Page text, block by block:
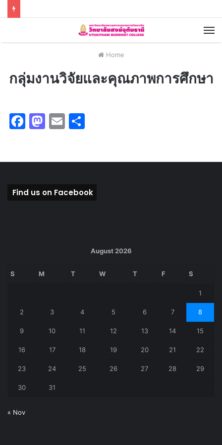
Home
กลุ่มงานวิจัยและคุณภาพการศึกษา
F
b
o
M
d
o
E
Find us on Facebook
August 2026
S M T W T F S
1
2 3 4 5 6 7 8
9 10 11 12 13 14 15
16 17 18 19 20 21 22
23 24 25 26 27 28 29
30 31
« Nov